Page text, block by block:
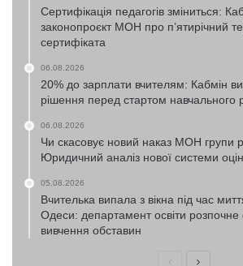
Сертифікація педагогів зміниться:
законопроєкт МОН про п’ятирічний
сертифіката
06.08.2026
20% до зарплати вчителям: Кабмін
рішення перед стартом навчального
06.08.2026
Чи скасовує новий наказ МОН групи
Юридичний аналіз нової системи
05.08.2026
Вчителька випала з вікна під час
Одеси: департамент освіти розпочне
вивчення обставин
ПопередняНаступна